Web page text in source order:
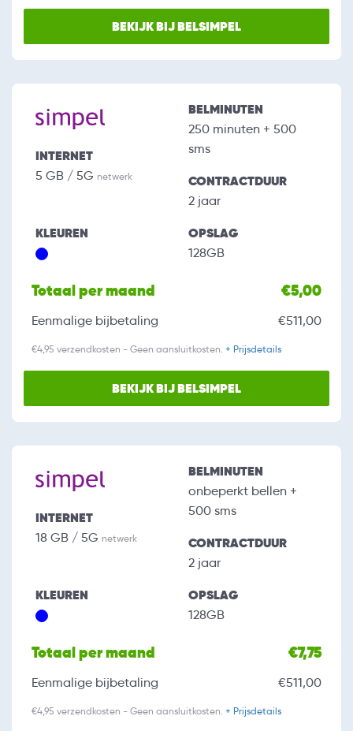
BEKIJK BIJ BELSIMPEL
INTERNET
5 GB / 5G netwerk
BELMINUTEN
250 minuten + 500
sms
CONTRACTDUUR
2 jaar
KLEUREN OPSLAG
128GB
Totaal per maand €5,00
Eenmalige bijbetaling €511,00
€4,95 verzendkosten - Geen aansluitkosten. + Prijsdetails
BEKIJK BIJ BELSIMPEL
INTERNET
18 GB / 5G netwerk
BELMINUTEN
onbeperkt bellen +
500 sms
CONTRACTDUUR
2 jaar
KLEUREN OPSLAG
128GB
Totaal per maand €7,75
Eenmalige bijbetaling €511,00
€4,95 verzendkosten - Geen aansluitkosten. + Prijsdetails